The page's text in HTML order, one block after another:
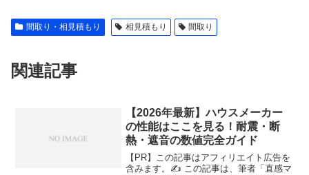
間取り・相見積もり 相見積もり 間取り
関連記事
【2026年最新】ハウスメーカー
の性能はここを見る！耐震・断
熱・遮音の数値完全ガイド
【PR】この記事はアフィリエイト広告を
含みます。✍️ この記事は、筆者「直感マ